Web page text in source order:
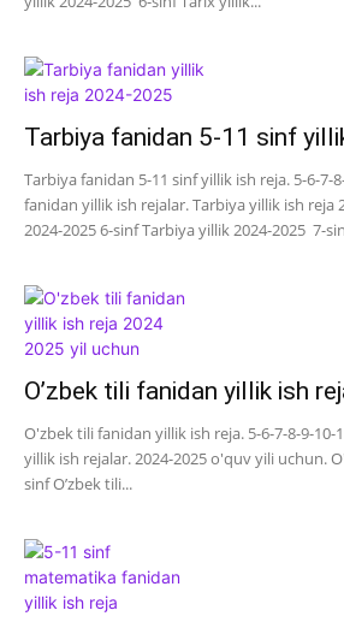
Tarbiya fanidan 5-11 sinf
Tarbiya fanidan 5-11 sinf yillik ish reja. 5-6-7-
fanidan yillik ish rejalar. Tarbiya yillik ish reja
2024-2025 6-sinf Tarbiya yillik 2024-2025 7-
O’zbek tili fanidan yillik ish
O'zbek tili fanidan yillik ish reja. 5-6-7-8-9-
yillik ish rejalar. 2024-2025 o'quv yili uchun.
sinf O’zbek tili...